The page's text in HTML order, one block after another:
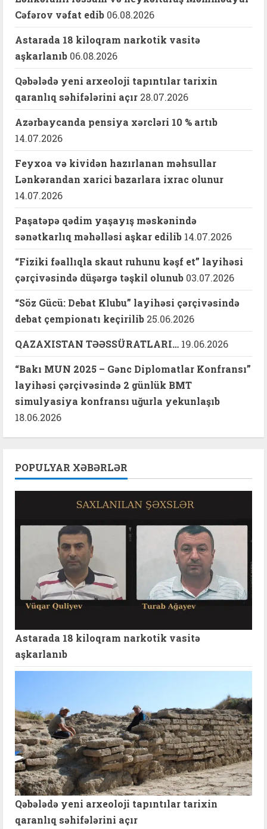
Cəfərov vəfat edib 06.08.2026
Astarada 18 kiloqram narkotik vasitə
aşkarlanıb 06.08.2026
Qəbələdə yeni arxeoloji tapıntılar tarixin
qaranlıq səhifələrini açır 28.07.2026
Azərbaycanda pensiya xərcləri 10 % artıb
14.07.2026
Feyxoa və kividən hazırlanan məhsullar
Lənkərandan xarici bazarlara ixrac olunur
14.07.2026
Paşatəpə qədim yaşayış məskənində
sənətkarlıq məhəlləsi aşkar edilib 14.07.2026
“Fiziki fəallıqla skaut ruhunu kəşf et” layihəsi
çərçivəsində düşərgə təşkil olunub 03.07.2026
“Söz Gücü: Debat Klubu” layihəsi çərçivəsində
debat çempionatı keçirilib 25.06.2026
QAZAXISTAN TƏƏSSÜRATLARI… 19.06.2026
“Bakı MUN 2025 – Gənc Diplomatlar Konfransı”
layihəsi çərçivəsində 2 günlük BMT
simulyasiya konfransı uğurla yekunlaşıb
18.06.2026
POPULYAR XƏBƏRLƏR
Astarada 18 kiloqram narkotik vasitə
aşkarlanıb
Qəbələdə yeni arxeoloji tapıntılar tarixin
qaranlıq səhifələrini açır